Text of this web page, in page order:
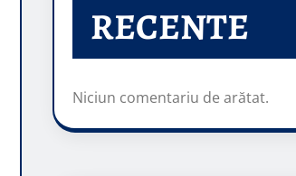
RECENTE
Niciun comentariu de arătat.